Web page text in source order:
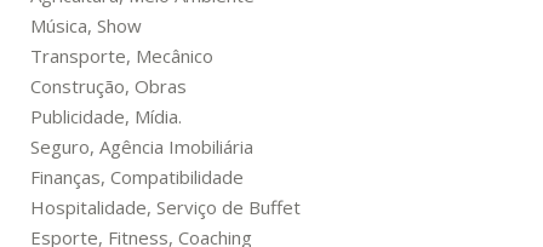
Música, Show
Transporte, Mecânico
Construção, Obras
Publicidade, Mídia.
Seguro, Agência Imobiliária
Finanças, Compatibilidade
Hospitalidade, Serviço de Buffet
Esporte, Fitness, Coaching